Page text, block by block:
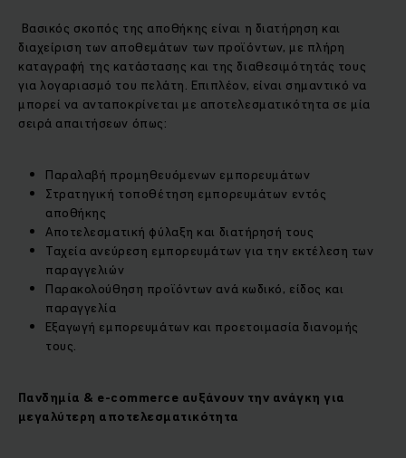
Βασικός σκοπός της αποθήκης είναι η διατήρηση και
διαχείριση των αποθεμάτων των προϊόντων, με πλήρη
καταγραφή της κατάστασης και της διαθεσιμότητάς τους
για λογαριασμό του πελάτη. Επιπλέον, είναι σημαντικό να
μπορεί να ανταποκρίνεται με αποτελεσματικότητα σε μία
σειρά απαιτήσεων όπως:
Παραλαβή προμηθευόμενων εμπορευμάτων
Στρατηγική τοποθέτηση εμπορευμάτων εντός
αποθήκης
Αποτελεσματική φύλαξη και διατήρησή τους
Ταχεία ανεύρεση εμπορευμάτων για την εκτέλεση των
παραγγελιών
Παρακολούθηση προϊόντων ανά κωδικό, είδος και
παραγγελία
Εξαγωγή εμπορευμάτων και προετοιμασία διανομής
τους.
Πανδημία & e-commerce αυξάνουν την ανάγκη για
μεγαλύτερη αποτελεσματικότητα